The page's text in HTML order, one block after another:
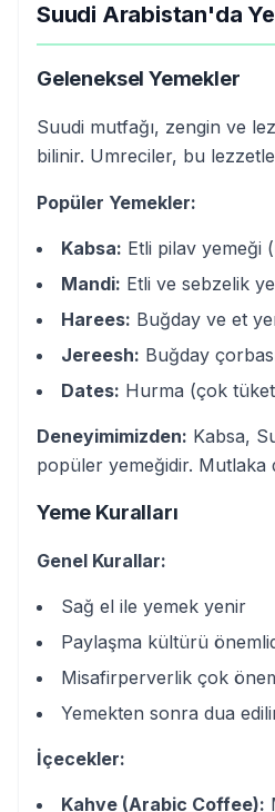
Suudi Arabistan'da
Geleneksel Yemekler
Suudi mutfağı, zengin ve
bilinir. Umreciler, bu
Popüler Yemekler:
Kabsa: Etli pilav yemeği
Mandi: Etli ve sebzelik
Harees: Buğday ve et
Jereesh: Buğday
Dates: Hurma (çok
Deneyimimizden: Kabsa,
popüler yemeğidir. Mutlaka
Yeme Kuralları
Genel Kurallar:
Sağ el ile yemek yenir
Paylaşma kültürü
Misafirperverlik çok
Yemekten sonra dua
İçecekler:
Kahve (Arabic Coffee):